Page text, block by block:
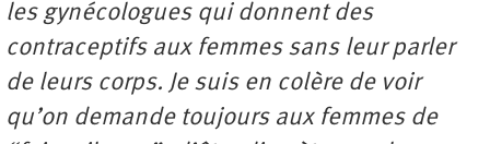
les gynécologues qui donnent des
contraceptifs aux femmes sans leur parler
de leurs corps. Je suis en colère de voir
qu’on demande toujours aux femmes de